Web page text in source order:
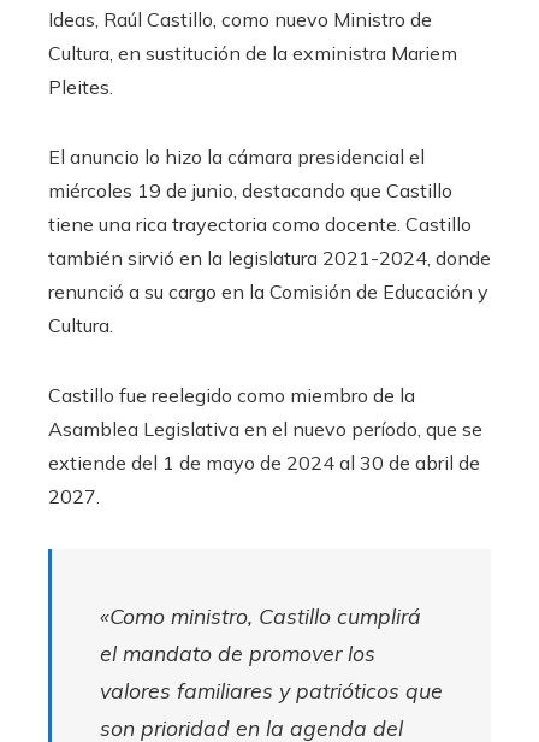
Ideas, Raúl Castillo, como nuevo Ministro de
Cultura, en sustitución de la exministra Mariem
Pleites.
El anuncio lo hizo la cámara presidencial el
miércoles 19 de junio, destacando que Castillo
tiene una rica trayectoria como docente. Castillo
también sirvió en la legislatura 2021-2024, donde
renunció a su cargo en la Comisión de Educación y
Cultura.
Castillo fue reelegido como miembro de la
Asamblea Legislativa en el nuevo período, que se
extiende del 1 de mayo de 2024 al 30 de abril de
2027.
«Como ministro, Castillo cumplirá
el mandato de promover los
valores familiares y patrióticos que
son prioridad en la agenda del